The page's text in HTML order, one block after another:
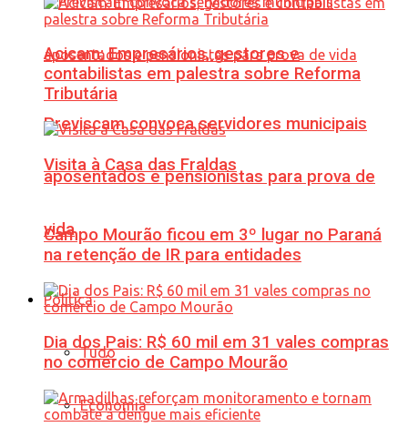
Previscam convoca servidores municipais
aposentados e pensionistas para prova de
vida
Política
Tudo
Economia
Acicam: Empresários, gestores e
contabilistas em palestra sobre Reforma
Tributária
Visita à Casa das Fraldas
Campo Mourão ficou em 3º lugar no Paraná
na retenção de IR para entidades
Dia dos Pais: R$ 60 mil em 31 vales compras
no comércio de Campo Mourão